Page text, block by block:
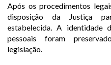
Após os procedimentos
disposição da Justiça
estabelecida. A identidade
pessoais foram
legislação.